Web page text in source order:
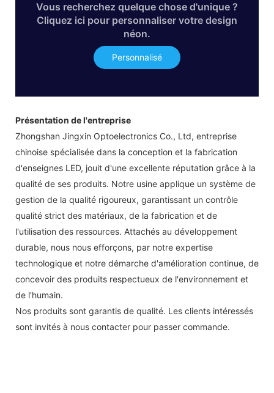
Vous recherchez quelque chose d'unique ?
Cliquez ici pour personnaliser votre design
néon.
Personnalisé
Présentation de l'entreprise
Zhongshan Jingxin Optoelectronics Co., Ltd, entreprise
chinoise spécialisée dans la conception et la fabrication
d'enseignes LED, jouit d'une excellente réputation grâce à la
qualité de ses produits. Notre usine applique un système de
gestion de la qualité rigoureux, garantissant un contrôle
qualité strict des matériaux, de la fabrication et de
l'utilisation des ressources. Attachés au développement
durable, nous nous efforçons, par notre expertise
technologique et notre démarche d'amélioration continue, de
concevoir des produits respectueux de l'environnement et
de l'humain.
Nos produits sont garantis de qualité. Les clients intéressés
sont invités à nous contacter pour passer commande.